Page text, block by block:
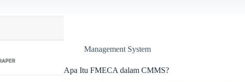
dalam
Management System
Apa Itu FMECA dalam CMMS?